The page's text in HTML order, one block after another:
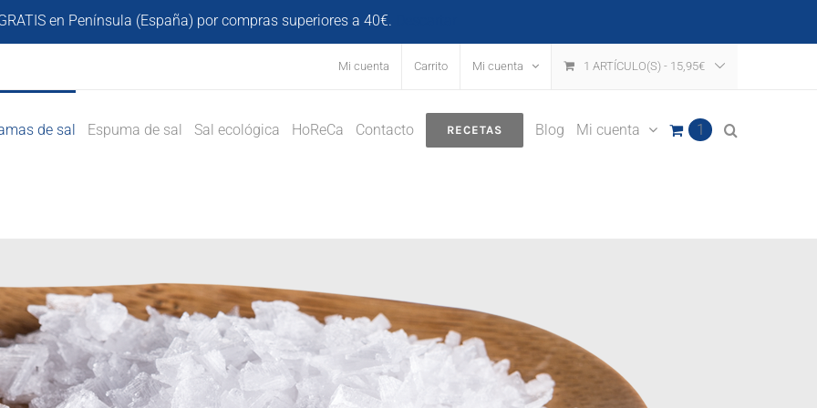
en Península (España) por compras superiores a 40€.
Mi cuenta Carrito Mi cuenta 1 ARTÍCULO(S) - 15,95€
de sal Espuma de sal Sal ecológica HoReCa Contacto RECETAS Blog Mi cuenta 1